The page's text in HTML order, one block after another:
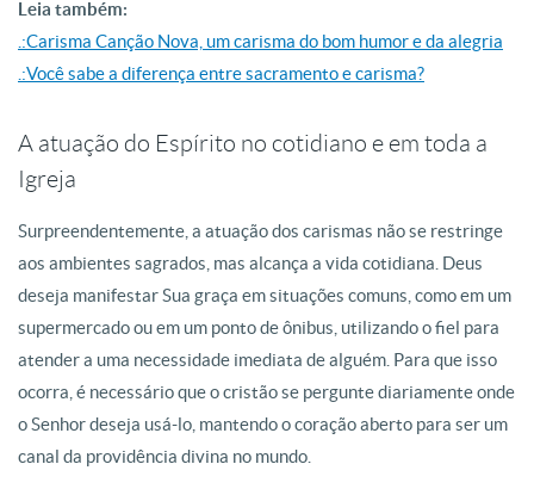
Leia também:
.:Carisma Canção Nova, um carisma do bom humor e da alegria
.:Você sabe a diferença entre sacramento e carisma?
A atuação do Espírito no cotidiano e em toda a
Igreja
Surpreendentemente, a atuação dos carismas não se restringe
aos ambientes sagrados, mas alcança a vida cotidiana. Deus
deseja manifestar Sua graça em situações comuns, como em um
supermercado ou em um ponto de ônibus, utilizando o fiel para
atender a uma necessidade imediata de alguém. Para que isso
ocorra, é necessário que o cristão se pergunte diariamente onde
o Senhor deseja usá-lo, mantendo o coração aberto para ser um
canal da providência divina no mundo.